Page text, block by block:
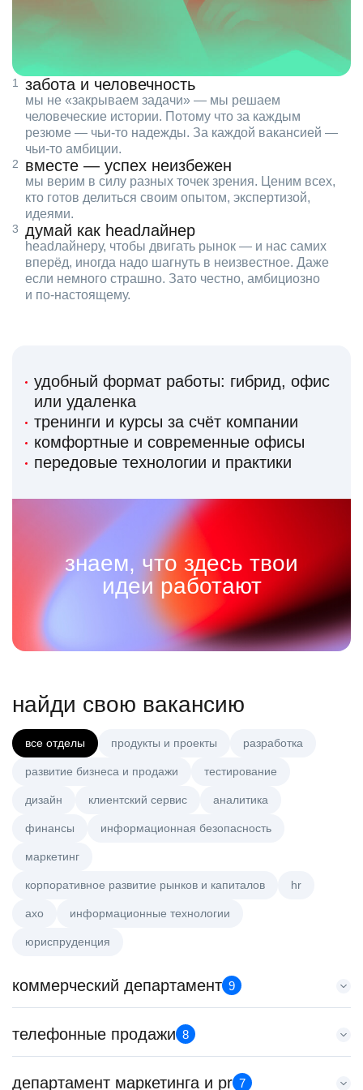
забота и человечность
мы не «закрываем задачи» — мы решаем
человеческие истории. Потому что за каждым
резюме — чьи‑то надежды. За каждой вакансией —
чьи‑то амбиции.
вместе — успех неизбежен
мы верим в силу разных точек зрения. Ценим всех,
кто готов делиться своим опытом, экспертизой,
идеями.
думай как headлайнер
headлайнеру, чтобы двигать рынок — и нас самих
вперёд, иногда надо шагнуть в неизвестное. Даже
если немного страшно. Зато честно, амбициозно
и по‑настоящему.
удобный формат работы: гибрид, офис
или удаленка
тренинги и курсы за счёт компании
комфортные и современные офисы
передовые технологии и практики
знаем, что здесь твои
идеи работают
найди свою вакансию
все отделы продукты и проекты разработка
развитие бизнеса и продажи тестирование
дизайн клиентский сервис аналитика
финансы информационная безопасность
маркетинг
корпоративное развитие рынков и капиталов hr
axo информационные технологии
юриспруденция
коммерческий департамент 9
Менеджер по работе с ключевыми клиентами (КАМ)
HeadHunter::Коммерческий департамент
з/п не указана
телефонные продажи 8
департамент маркетинга и pr 7